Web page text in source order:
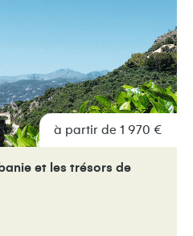
à partir de 1 970 €
et les trésors de